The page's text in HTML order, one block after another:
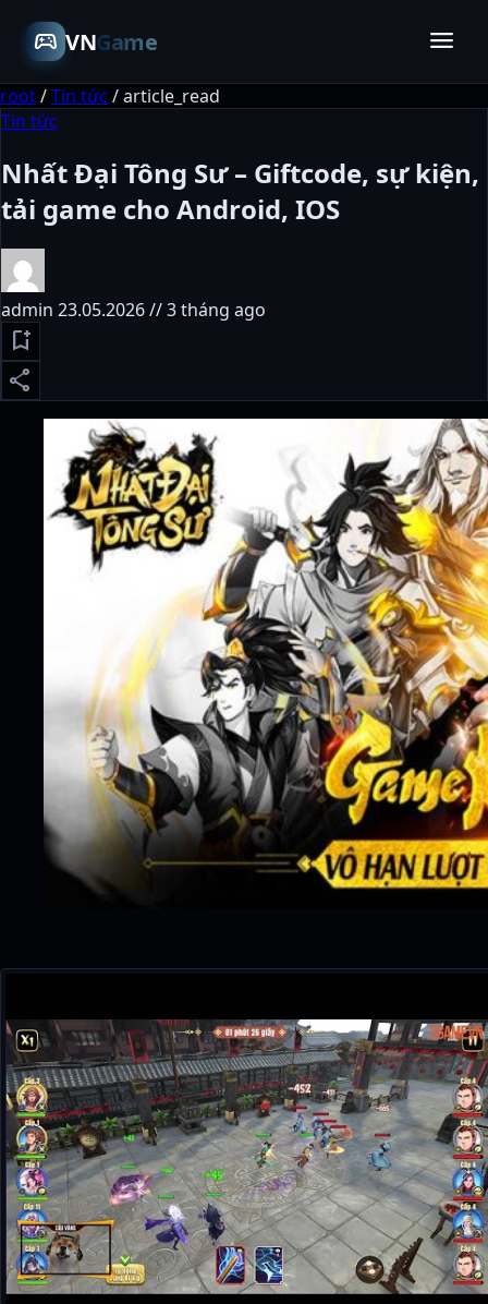
sports_esports VNGame menu
root/Tin tức /article_read
Tin tức
Nhất Đại Tông Sư – Giftcode, sự kiện,
tải game cho Android, IOS
admin 23.05.2026 // 3 tháng ago
bookmark_add
share